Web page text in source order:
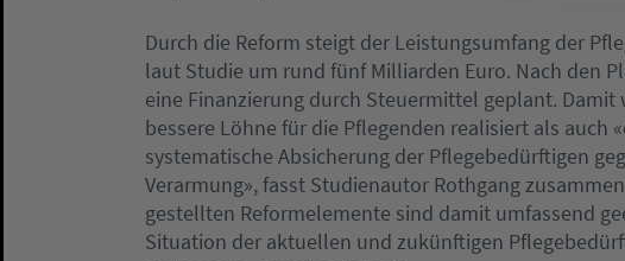
Durch die Reform steigt der Leistungsumfang der
laut Studie um rund fünf Milliarden Euro. Nach den
eine Finanzierung durch Steuermittel geplant.
bessere Löhne für die Pflegenden realisiert als auch
systematische Absicherung der Pflegebedürftigen
Verarmung», fasst Studienautor Rothgang
gestellten Reformelemente sind damit umfassend
Situation der aktuellen und zukünftigen